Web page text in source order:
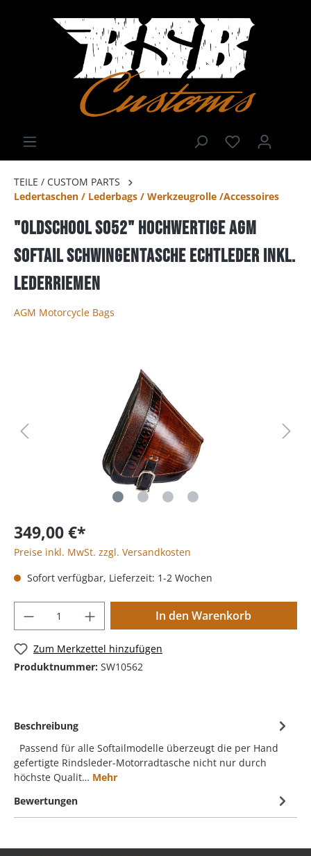
TEILE / CUSTOM PARTS
Ledertaschen / Lederbags / Werkzeugrolle /Accessoires
"OLDSCHOOL S052" Hochwertige AGM
Softail Schwingentasche Echtleder inkl.
Lederriemen
AGM Motorcycle Bags
349,00 €*
Preise inkl. MwSt. zzgl. Versandkosten
Sofort verfügbar, Lieferzeit: 1-2 Wochen
In den Warenkorb
Zum Merkzettel hinzufügen
Produktnummer: SW10562
Beschreibung
Passend für alle Softailmodelle überzeugt die per Hand
gefertigte Rindsleder-Motorradtasche nicht nur durch
höchste Qualit… Mehr
Bewertungen